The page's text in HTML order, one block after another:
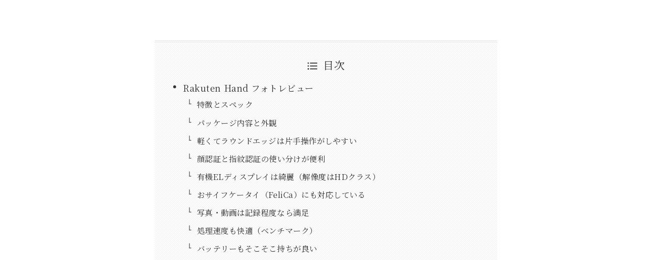
目次
Rakuten Hand フォトレビュー
特徴とスペック
パッケージ内容と外観
軽くてラウンドエッジは片手操作がしやすい
顔認証と指紋認証の使い分けが便利
有機ELディスプレイは綺麗（解像度はHDクラス）
おサイフケータイ（FeliCa）にも対応している
写真・動画は記録程度なら満足
処理速度も快適（ベンチマーク）
バッテリーもそこそこ持ちが良い